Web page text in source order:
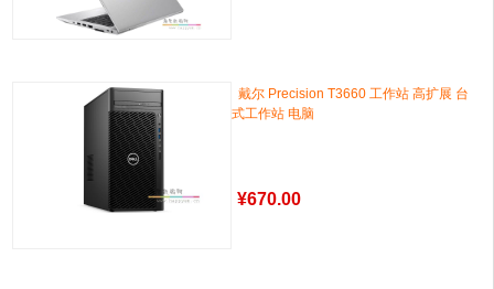
戴尔 Precision T3660 工作站 高扩展 台
式工作站 电脑
¥670.00